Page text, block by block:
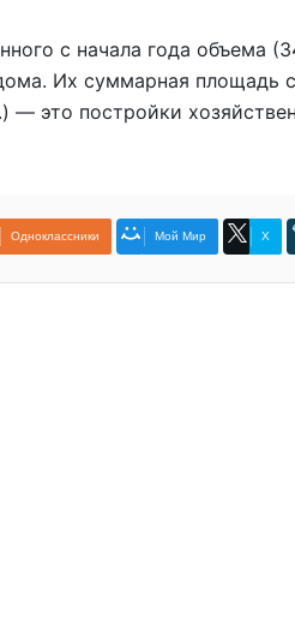
с начала года объема
Их суммарная площадь
— это постройки
Одноклассники Мой Мир X